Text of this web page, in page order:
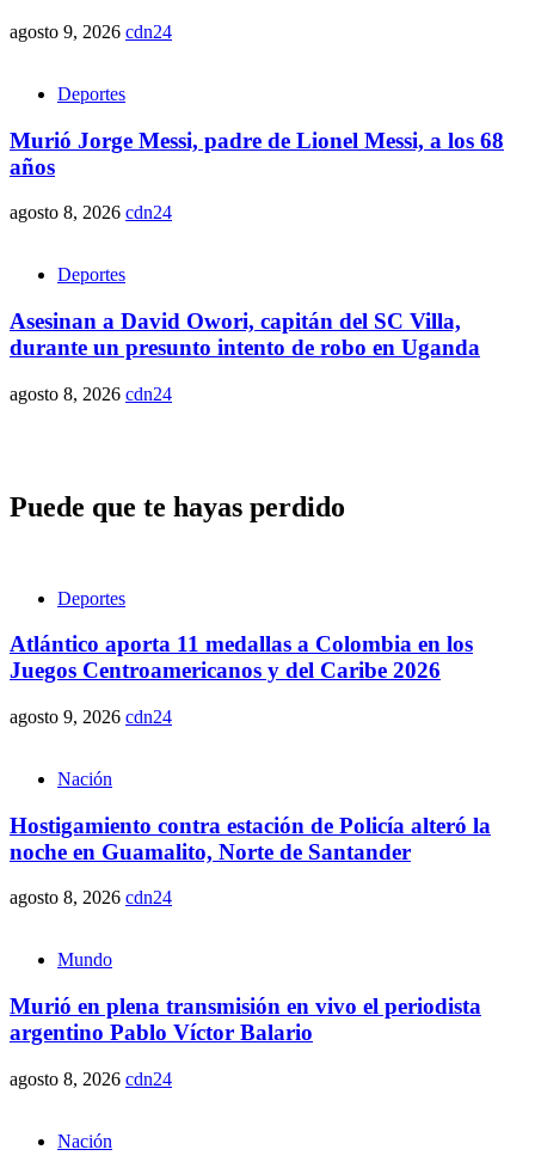
agosto 9, 2026 cdn24
Deportes
Murió Jorge Messi, padre de Lionel Messi, a los 68
años
agosto 8, 2026 cdn24
Deportes
Asesinan a David Owori, capitán del SC Villa,
durante un presunto intento de robo en Uganda
agosto 8, 2026 cdn24
Puede que te hayas perdido
Deportes
Atlántico aporta 11 medallas a Colombia en los
Juegos Centroamericanos y del Caribe 2026
agosto 9, 2026 cdn24
Nación
Hostigamiento contra estación de Policía alteró la
noche en Guamalito, Norte de Santander
agosto 8, 2026 cdn24
Mundo
Murió en plena transmisión en vivo el periodista
argentino Pablo Víctor Balario
agosto 8, 2026 cdn24
Nación